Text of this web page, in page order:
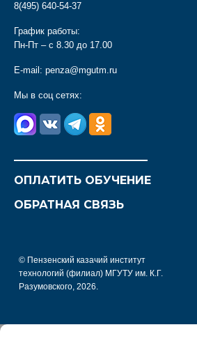
8(495) 640-54-37
График работы:
Пн-Пт – с 8.30 до 17.00
E-mail: penza@mgutm.ru
Мы в соц сетях:
ОПЛАТИТЬ ОБУЧЕНИЕ
ОБРАТНАЯ СВЯЗЬ
© Пензенский казачий институт
технологий (филиал) МГУТУ им. К.Г.
Разумовского, 2026.